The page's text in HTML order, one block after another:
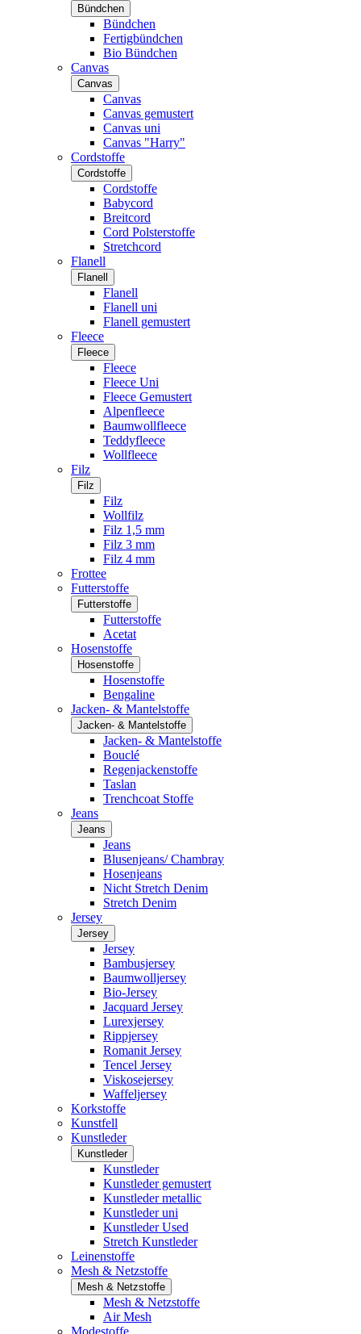
Bündchen
Bündchen
Fertigbündchen
Bio Bündchen
Canvas
Canvas
Canvas
Canvas gemustert
Canvas uni
Canvas "Harry"
Cordstoffe
Cordstoffe
Cordstoffe
Babycord
Breitcord
Cord Polsterstoffe
Stretchcord
Flanell
Flanell
Flanell
Flanell uni
Flanell gemustert
Fleece
Fleece
Fleece
Fleece Uni
Fleece Gemustert
Alpenfleece
Baumwollfleece
Teddyfleece
Wollfleece
Filz
Filz
Filz
Wollfilz
Filz 1,5 mm
Filz 3 mm
Filz 4 mm
Frottee
Futterstoffe
Futterstoffe
Futterstoffe
Acetat
Hosenstoffe
Hosenstoffe
Hosenstoffe
Bengaline
Jacken- & Mantelstoffe
Jacken- & Mantelstoffe
Jacken- & Mantelstoffe
Bouclé
Regenjackenstoffe
Taslan
Trenchcoat Stoffe
Jeans
Jeans
Jeans
Blusenjeans/ Chambray
Hosenjeans
Nicht Stretch Denim
Stretch Denim
Jersey
Jersey
Jersey
Bambusjersey
Baumwolljersey
Bio-Jersey
Jacquard Jersey
Lurexjersey
Rippjersey
Romanit Jersey
Tencel Jersey
Viskosejersey
Waffeljersey
Korkstoffe
Kunstfell
Kunstleder
Kunstleder
Kunstleder
Kunstleder gemustert
Kunstleder metallic
Kunstleder uni
Kunstleder Used
Stretch Kunstleder
Leinenstoffe
Mesh & Netzstoffe
Mesh & Netzstoffe
Mesh & Netzstoffe
Air Mesh
Modestoffe